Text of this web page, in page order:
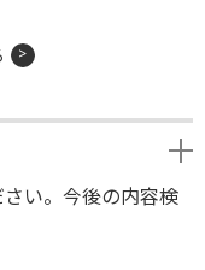
い。今後の内容検